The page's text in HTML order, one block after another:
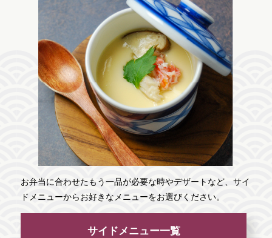
お弁当に合わせたもう一品が必要な時やデザートなど、サイ
ドメニューからお好きなメニューをお選びください。
サイドメニュー一覧